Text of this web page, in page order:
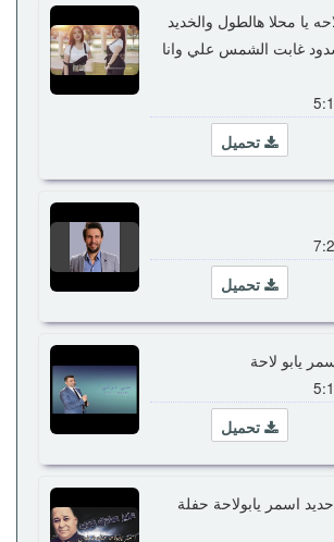
يا محلا هالطول والخديد
غابت الشمس علي وانا
تحميل
تحميل
يابو لاحة
تحميل
اسمر يابولاحة حفلة